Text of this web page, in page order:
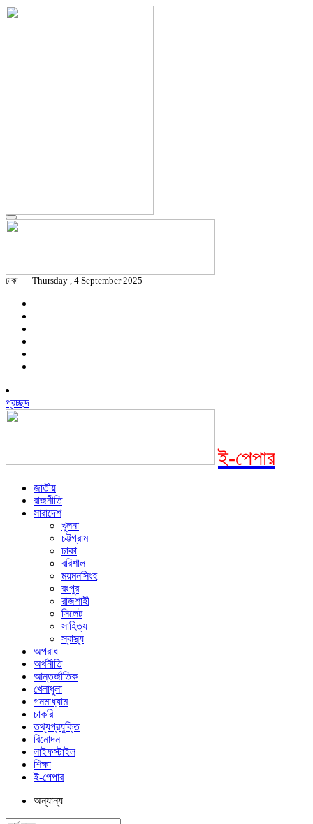
ঢাকা Thursday , 4 September 2025
প্রচ্ছদ
ই-পেপার
জাতীয়
রাজনীতি
সারাদেশ
খুলনা
চট্টগ্রাম
ঢাকা
বরিশাল
ময়মনসিংহ
রংপুর
রাজশাহী
সিলেট
সাহিত্য
স্বাস্থ্য
অপরাধ
অর্থনীতি
আন্তর্জাতিক
খেলাধুলা
গনমাধ্যাম
চাকরি
তথ্যপ্রযুক্তি
বিনোদন
লাইফস্টাইল
শিক্ষা
ই-পেপার
অন্যান্য